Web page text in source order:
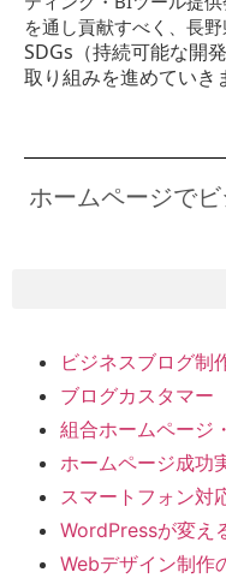
を通し貢献すべく、長野
SDGs（持続可能な開
取り組みを進めていき
ホームページで
ビジネスブログ制
ブログカスタマー
組合ホームページ
ホームページ成功
スマートフォン対
WordPressが変え
Webデザイン制作